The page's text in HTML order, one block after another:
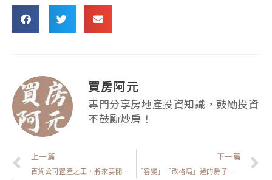
買房阿元
專門分享房地產投資知識，鼓勵投資
不鼓勵炒房！
上一頁
上一篇
百貨公司置產之王，將來要開的盤點
下一篇
「客變」「改格局」過的房子為什麼不好？